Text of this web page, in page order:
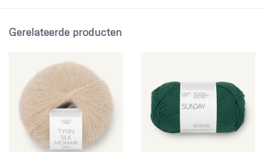
Gerelateerde producten